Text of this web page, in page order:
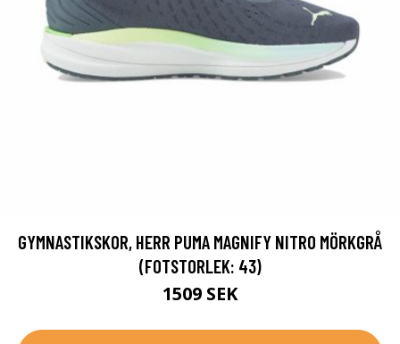
GYMNASTIKSKOR, HERR PUMA MAGNIFY NITRO MÖRKGRÅ
(FOTSTORLEK: 43)
1509 SEK